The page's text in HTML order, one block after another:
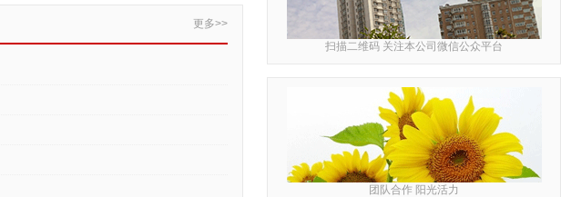
更多>>
扫描二维码 关注本公司微信公众平台
团队合作 阳光活力